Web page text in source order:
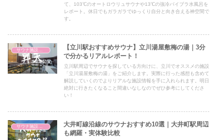
て、103℃のオートロウリュサウナや13℃の強冷バイブラ水風呂を
レポート。休日でもガラガラでゆっくり自分と向き合える神空間で
す。
【立川駅おすすめサウナ】立川湯屋敷梅の湯｜3分
で分かるリアルレポート！
立川駅周辺でサウナを探している方向けに、立川でオススメの施設
「立川湯屋敷梅の湯」をご紹介します。実際に行った感想も含めて
解説していくのでよりリアルな施設情報を手に入れられます。明日
絶対に行きたくなること間違いなしなのでぜひ参考にしてくださ
い！
サウナ施設情報
大井町線沿線のサウナおすすめ10選｜大井町駅周辺
も網羅・実体験比較